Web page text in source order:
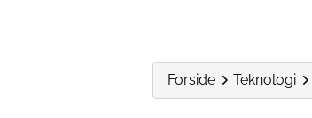
Forside Teknologi